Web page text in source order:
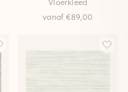
Vloerkleed
vanaf€89,00